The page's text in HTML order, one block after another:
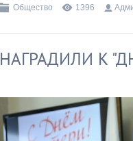
Общество 1396
НАГРАДИЛИ К